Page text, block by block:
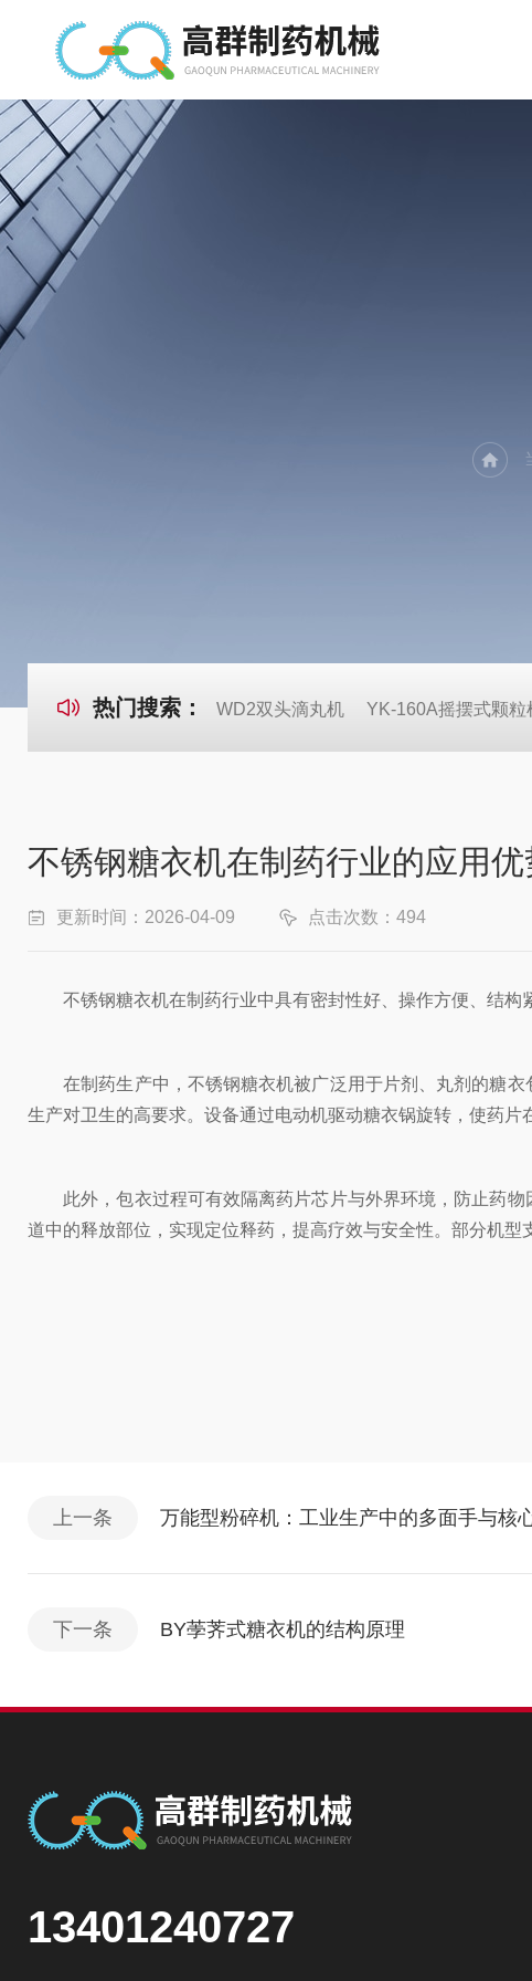
热门搜索： WD2双头滴丸机 YK-160A摇摆式颗粒
不锈钢糖衣机在制药行业的应用优
更新时间：2026-04-09 点击次数：494
不锈钢糖衣机在制药行业中具有密封性好、操作方便、结构
在制药生产中，不锈钢糖衣机被广泛用于片剂、丸剂的糖衣
生产对卫生的高要求。设备通过电动机驱动糖衣锅旋转，使药
此外，包衣过程可有效隔离药片芯片与外界环境，防止药物
道中的释放部位，实现定位释药，提高疗效与安全性。部分机
上一条 万能型粉碎机：工业生产中的多面手与核
下一条 BY荸荠式糖衣机的结构原理
13401240727